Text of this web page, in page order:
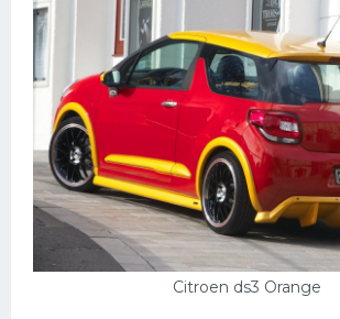
Citroen ds3 Orange
Автобусы
Хонда
Грузовики
Шевроле
УАЗ
Кадиллак
Автокемпер